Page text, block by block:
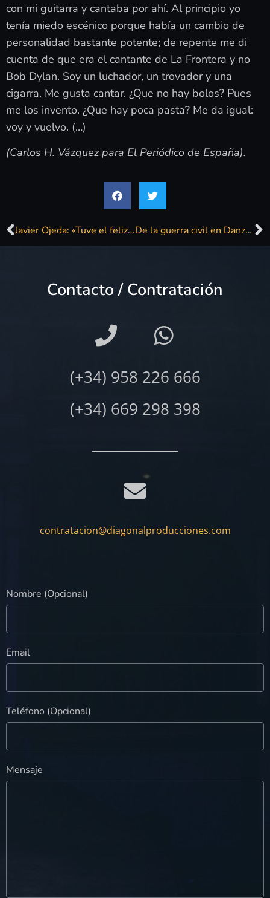
con mi guitarra y cantaba por ahí. Al principio yo
tenía miedo escénico porque había un cambio de
personalidad bastante potente; de repente me di
cuenta de que era el cantante de La Frontera y no
Bob Dylan. Soy un luchador, un trovador y una
cigarra. Me gusta cantar. ¿Que no hay bolos? Pues
me los invento. ¿Que hay poca pasta? Me da igual:
voy y vuelvo. (…)
(Carlos H. Vázquez para El Periódico de España).
Javier Ojeda: «Tuve el feliz accidente de ser vocalista» De la guerra civil en Danza Invisible al «sobrepasado» éxito de Chambao
Contacto / Contratación
(+34) 958 226 666
(+34) 669 298 398
contratacion@diagonalproducciones.com
Nombre (Opcional)
Email
Teléfono (Opcional)
Mensaje